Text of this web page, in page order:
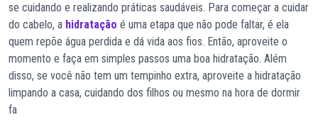
se cuidando e realizando práticas saudáveis. Para começar a cuidar
do cabelo, a hidratação é uma etapa que não pode faltar, é ela
quem repõe água perdida e dá vida aos fios. Então, aproveite o
momento e faça em simples passos uma boa hidratação. Além
disso, se você não tem um tempinho extra, aproveite a hidratação
limpando a casa, cuidando dos filhos ou mesmo na hora de dormir
fa